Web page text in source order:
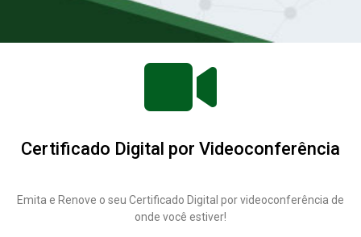
Certificado Digital por Videoconferência
Emita e Renove o seu Certificado Digital por videoconferência de
onde você estiver!